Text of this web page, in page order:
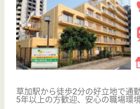
谷
業界最大手ベネッセ運営
東京都西東京市
東町6-3-13
保谷駅徒歩9分
介護付有料老人
ホーム
東京都のメディカル・リハビリホームボンセジュール
保谷は、介護付有料老人ホームを運営しています。
ぜひ各求人をご覧ください。